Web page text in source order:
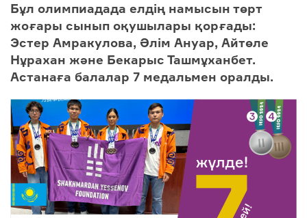
Бұл олимпиадада елдің намысын төрт
жоғары сынып оқушылары қорғады:
Эстер Амракулова, Әлім Ануар, Айтөле
Нұрахан және Бекарыс Ташмұханбет.
Астанаға балалар 7 медальмен оралды.